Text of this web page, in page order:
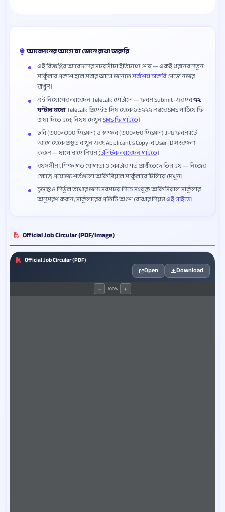
আবেদনের আগে যা জেনে রাখা জরুরি
এই বিজ্ঞপ্তির আবেদনের সময়সীমা ইতিমধ্যে শেষ — একই ধরনের নতুন
সার্কুলার প্রকাশ হলে সবার আগে জানতেসর্বশেষ চাকরিপেজে নজর
রাখুন।
এই নিয়োগের আবেদন Teletalk পোর্টালে — ফরম Submit-এর পর৭২
ঘণ্টার মধ্যেTeletalk প্রিপেইড সিম থেকে ১৬২২২ নম্বরে SMS পাঠিয়ে ফি
জমা দিতে হবে; নিয়ম দেখুনSMS ফি গাইডে।
ছবি (৩০০×৩০০ পিক্সেল) ও স্বাক্ষর (৩০০×৮০ পিক্সেল) JPG ফরম্যাটে
আগে থেকে প্রস্তুত রাখুন এবং Applicant’s Copy-র User ID সংরক্ষণ
করুন — ধাপে ধাপে নিয়মটেলিটক আবেদন গাইডে।
বয়সসীমা, শিক্ষাগত যোগ্যতা ও কোটার শর্ত প্রার্থীভেদে ভিন্ন হয় — নিজের
ক্ষেত্রে প্রযোজ্য শর্তগুলো অফিসিয়াল সার্কুলারে মিলিয়ে দেখুন।
চূড়ান্ত ও নির্ভুল তথ্যের জন্য সবসময় নিচে সংযুক্ত অফিসিয়াল সার্কুলার
অনুসরণ করুন; সার্কুলারের প্রতিটি অংশ বোঝার নিয়মএই গাইডে।
Official Job Circular (PDF/Image)
Official Job Circular (PDF)
Open Download
− 100% +